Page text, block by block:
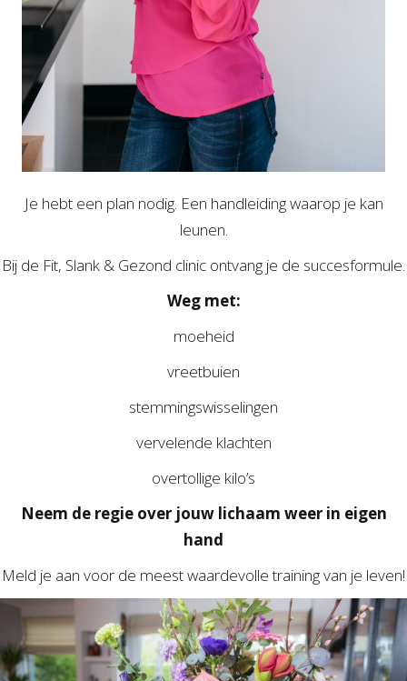
Je hebt een plan nodig. Een handleiding waarop je kan
leunen.
Bij de Fit, Slank & Gezond clinic ontvang je de succesformule.
Weg met:
moeheid
vreetbuien
stemmingswisselingen
vervelende klachten
overtollige kilo’s
Neem de regie over jouw lichaam weer in eigen
hand
Meld je aan voor de meest waardevolle training van je leven!